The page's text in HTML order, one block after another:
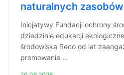
naturalnych zasobów
Inicjatywy Fundacji ochrony
dziedzinie edukacji
środowiska Reco od lat
promowanie ...